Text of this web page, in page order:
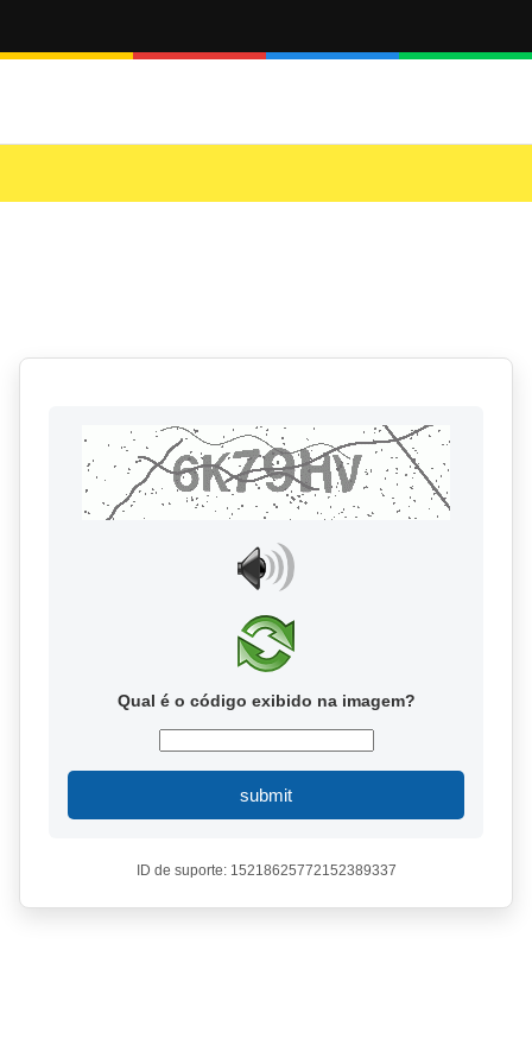
Qual é o código exibido na imagem?
submit
ID de suporte: 15218625772152389337